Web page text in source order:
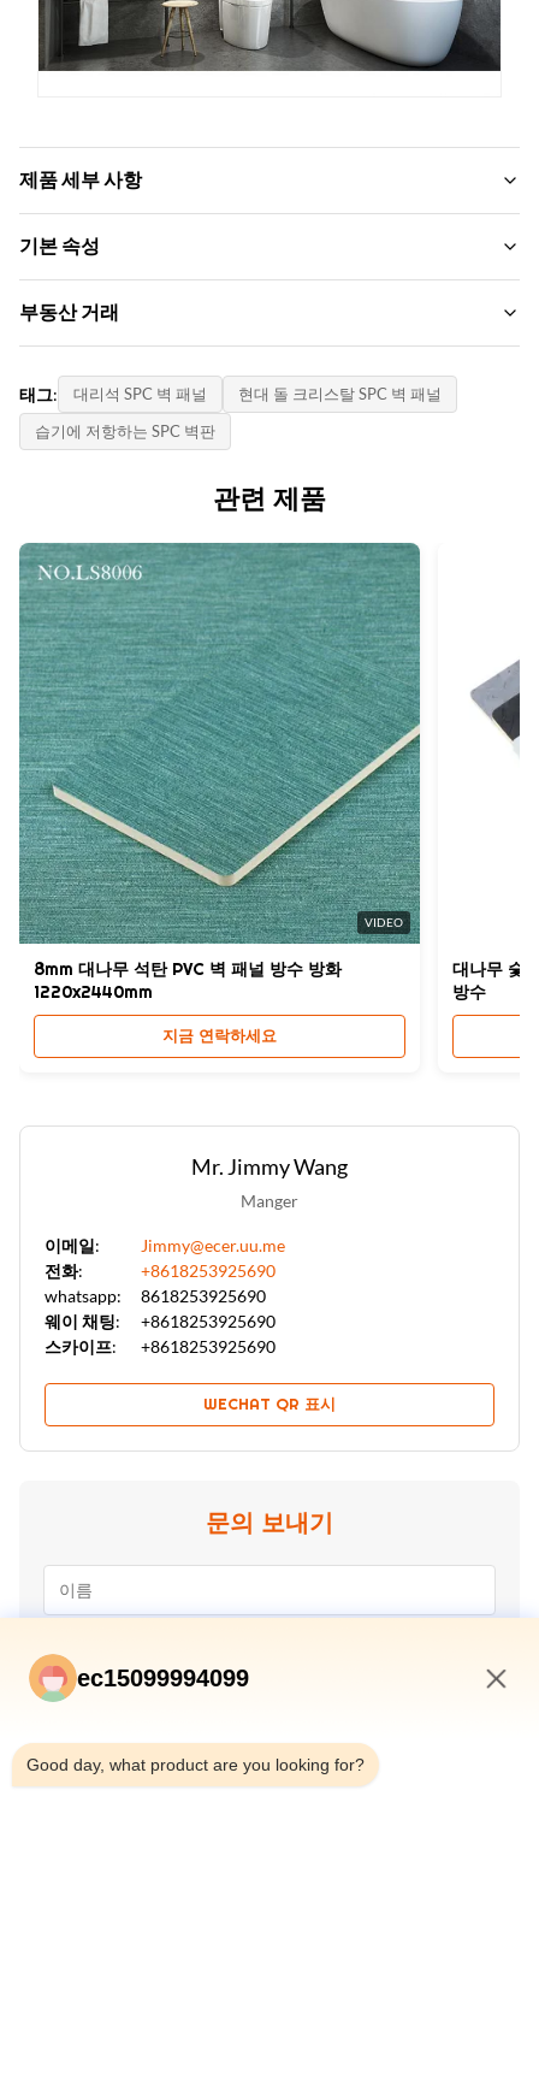
제품 세부 사항
Fire Resistance:
Port:
Qingdao 포트
Function:
내화성, 열 단열재, 수분
Size:
600mm*2440mm
Installation:
Unilin Lock, 설치하기 쉬운
Termite Resistance:
예
Thickness:
4-8mm
High Light:
욕실 SPC 벽 패널,방화성 SPC 벽 패널,욕실 B1 SPC 벽 패널
기본 속성
브랜드 이름:
제품 모델:
SPC 벽 패널
원산지:
중국
부동산 거래
500-600㎡
지불 방법:
하루 6000 미터
태그: 대리석 SPC 벽 패널
현대 돌 크리스탈 SPC 벽 패널
습기에 저항하는 SPC 벽판
관련 제품
VIDEO
8mm 대나무 석탄 PVC 벽 패널 방수 방화
1220x2440mm
지금 연락하세요
대나무 숯
방수
Mr. Jimmy Wang
Manger
이메일:
Jimmy@ecer.uu.me
전화:
+8618253925690
whatsapp:
8618253925690
웨이 채팅:
+8618253925690
스카이프:
+8618253925690
WECHAT QR 표시
문의 보내기
ec15099994099
Good day, what product are you looking for?